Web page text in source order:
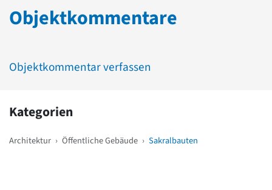
Objektkommentare
Objektkommentar verfassen
Kategorien
Architektur › Öffentliche Gebäude › Sakralbauten